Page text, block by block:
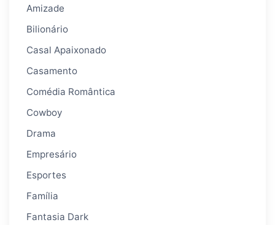
Amizade
Bilionário
Casal Apaixonado
Casamento
Comédia Romântica
Cowboy
Drama
Empresário
Esportes
Família
Fantasia Dark